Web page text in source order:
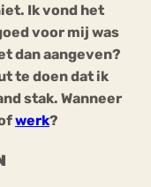
Ik vond het
voor mij was
dan aangeven?
te doen dat ik
stak. Wanneer
werk?